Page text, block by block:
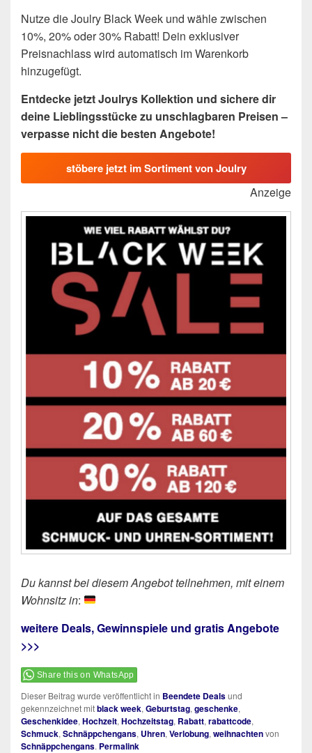
Nutze die Joulry Black Week und wähle zwischen
10%, 20% oder 30% Rabatt! Dein exklusiver
Preisnachlass wird automatisch im Warenkorb
hinzugefügt.
Entdecke jetzt Joulrys Kollektion und sichere dir
deine Lieblingsstücke zu unschlagbaren Preisen –
verpasse nicht die besten Angebote!
stöbere jetzt im Sortiment von Joulry
Anzeige
Du kannst bei diesem Angebot teilnehmen, mit einem
Wohnsitz in:
weitere Deals, Gewinnspiele und gratis Angebote
>>>
Share this on WhatsApp
Dieser Beitrag wurde veröffentlicht in Beendete Dealsund
gekennzeichnet mitblack week, Geburtstag, geschenke,
Geschenkidee, Hochzeit, Hochzeitstag, Rabatt, rabattcode,
Schmuck, Schnäppchengans, Uhren, Verlobung, weihnachtenvon
Schnäppchengans. Permalink